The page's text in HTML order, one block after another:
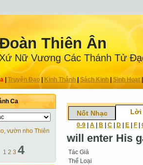
Thiên Ân
Nữ Vương Các Thánh Tử
Truyện Ðạo| Kinh Thánh Sách Kinh|Sinh Hoạt|
Ca
vườn nho Thiên
1 2 3 4
Nốt Nhạc Lời
0-9 A B C D E F
will enter His
Tác Giả
Thể Loại